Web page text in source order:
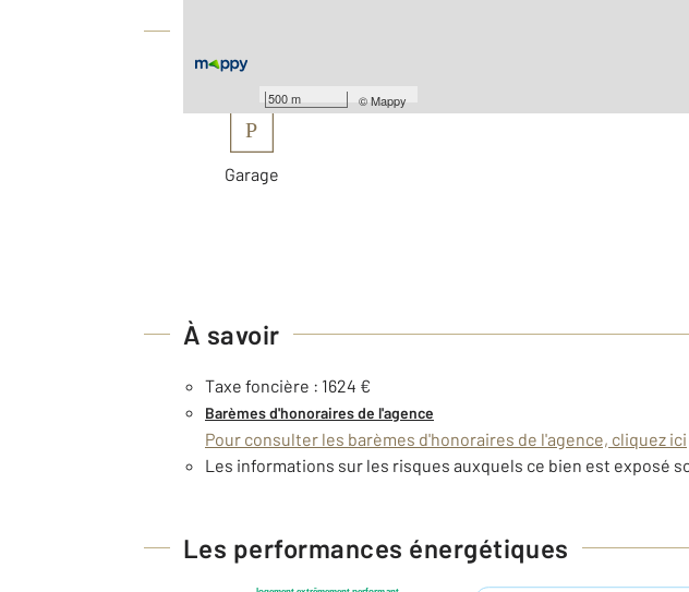
500 m ©Mappy
P
Garage
À savoir
Taxe foncière : 1624 €
Barèmes d'honoraires de l'agence
Pour consulter les barèmes d'honoraires de l'agence, cliquez ici
Les informations sur les risques auxquels ce bien est exposé
Les performances énergétiques